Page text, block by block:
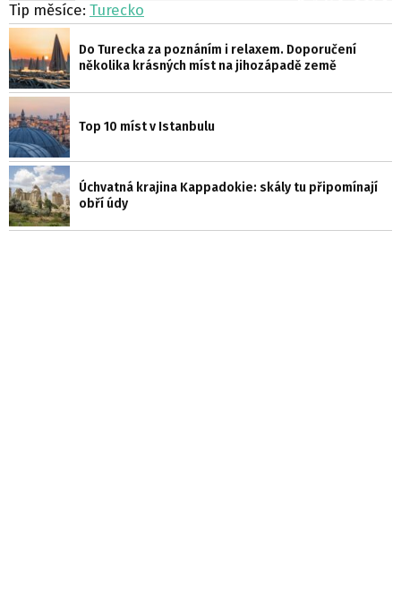
Tip měsíce: Turecko
Do Turecka za poznáním i relaxem. Doporučení
několika krásných míst na jihozápadě země
Top 10 míst v Istanbulu
Úchvatná krajina Kappadokie: skály tu připomínají
obří údy